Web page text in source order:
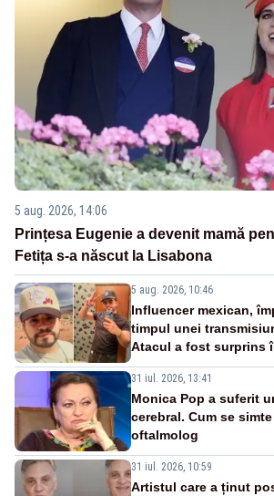
5 aug. 2026, 14:06
Prințesa Eugenie a devenit mamă
Fetița s-a născut la Lisabona
5 aug. 2026, 10:46
Influencer mexican,
timpul unei
Atacul a fost surprins
31 iul. 2026, 13:41
Monica Pop a suferit
cerebral. Cum se
oftalmolog
31 iul. 2026, 10:59
Artistul care a ținut